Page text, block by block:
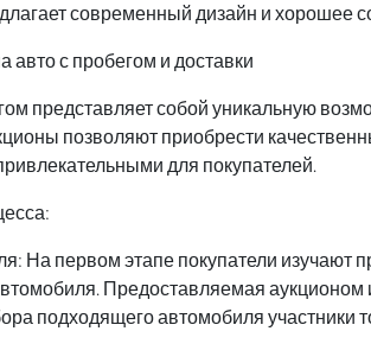
современный дизайн и хорошее
авто с пробегом и доставки
представляет собой уникальную
позволяют приобрести
для покупателей.
На первом этапе покупатели изучают
Предоставляемая
подходящего автомобиля участники